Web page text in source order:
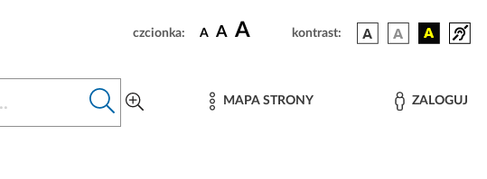
czcionka: A A A kontrast:
MAPA STRONY ZALOGUJ